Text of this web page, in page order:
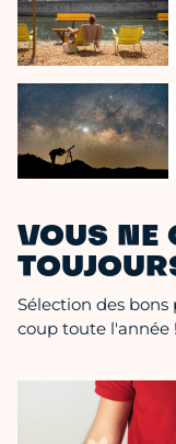
VOUS NE
Sélection des
coup toute l'année !